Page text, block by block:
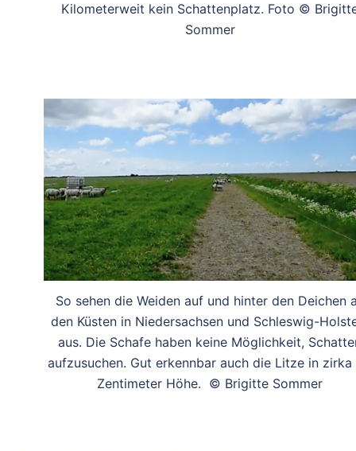
Kilometerweit kein Schattenplatz. Foto ©
Sommer
So sehen die Weiden auf und hinter den Deichen
den Küsten in Niedersachsen und Schleswig-
aus. Die Schafe haben keine Möglichkeit,
aufzusuchen. Gut erkennbar auch die Litze in zirka
Zentimeter Höhe. © Brigitte Sommer